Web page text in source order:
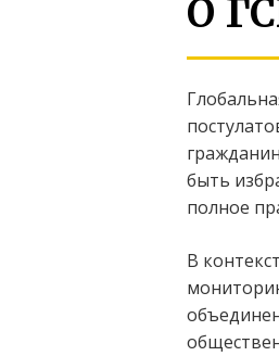
О
быть
полное
В